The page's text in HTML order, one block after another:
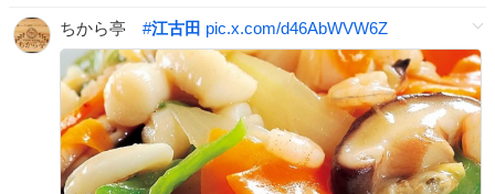
ちから亭 #江古田 pic.x.com/d46AbWVW6Z